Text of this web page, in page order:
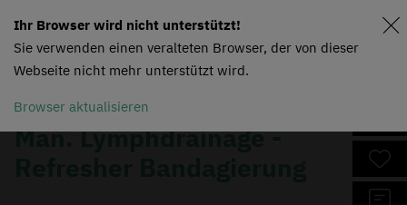
Man. Lymphdrainage -
Ihr Browser wird nicht unterstützt!
Sie verwenden einen veralteten Browser, der von dieser
Webseite nicht mehr unterstützt wird.
Browser aktualisieren